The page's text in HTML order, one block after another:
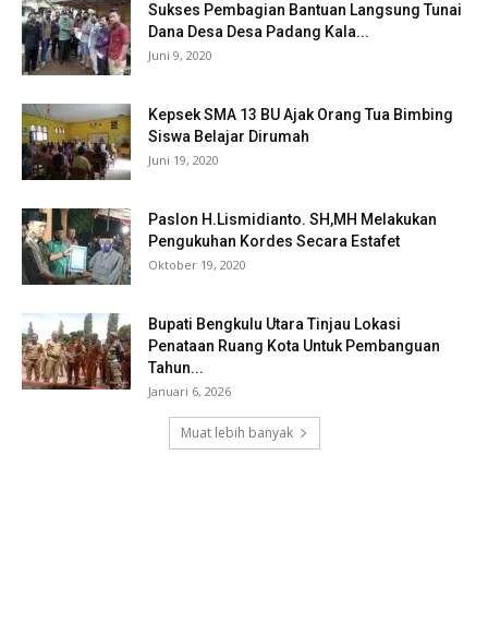
Sukses Pembagian Bantuan Langsung Tunai
Dana Desa Desa Padang Kala...
Juni 9, 2020
Kepsek SMA 13 BU Ajak Orang Tua Bimbing
Siswa Belajar Dirumah
Juni 19, 2020
Paslon H.Lismidianto. SH,MH Melakukan
Pengukuhan Kordes Secara Estafet
Oktober 19, 2020
Bupati Bengkulu Utara Tinjau Lokasi
Penataan Ruang Kota Untuk Pembanguan
Tahun...
Januari 6, 2026
Muat lebih banyak